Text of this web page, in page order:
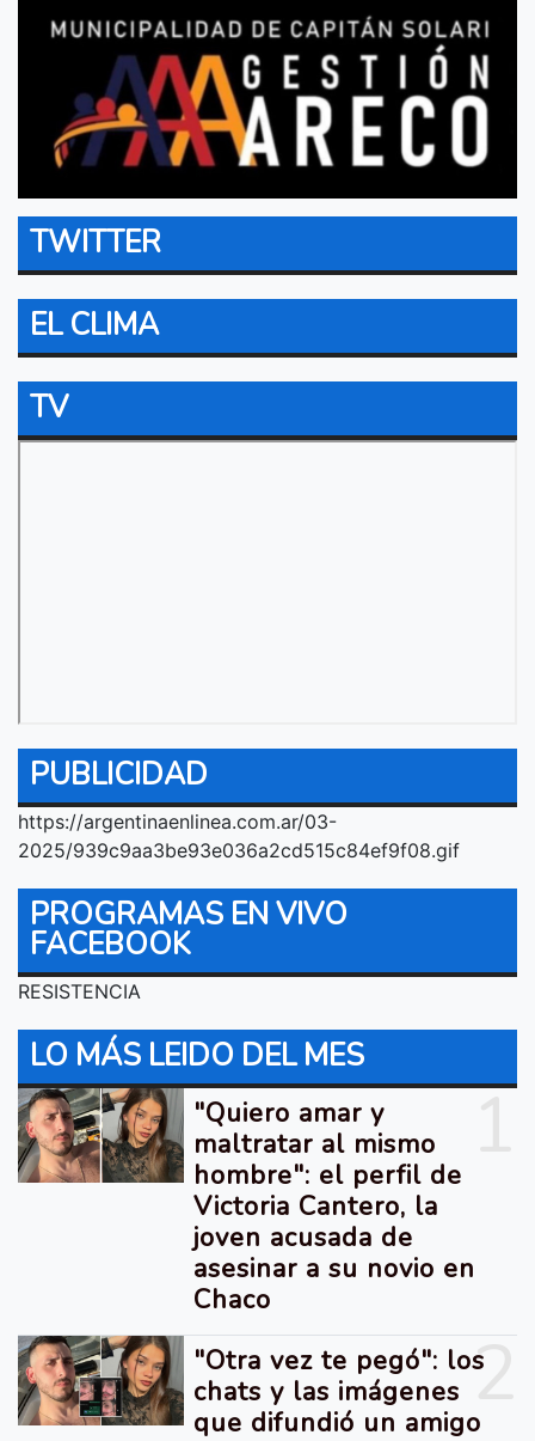
TWITTER
EL CLIMA
TV
PUBLICIDAD
https://argentinaenlinea.com.ar/03-
2025/939c9aa3be93e036a2cd515c84ef9f08.gif
PROGRAMAS EN VIVO
FACEBOOK
RESISTENCIA
LO MÁS LEIDO DEL MES
"Quiero amar y
maltratar al mismo
hombre": el perfil de
Victoria Cantero, la
joven acusada de
asesinar a su novio en
Chaco
2
"Otra vez te pegó": los
chats y las imágenes
que difundió un amigo